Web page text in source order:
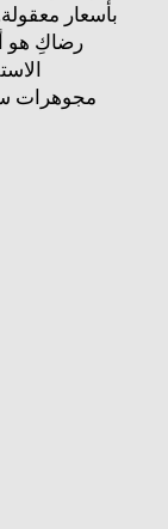
بأسعار
رضاكِ ​​هو
مجوهرات